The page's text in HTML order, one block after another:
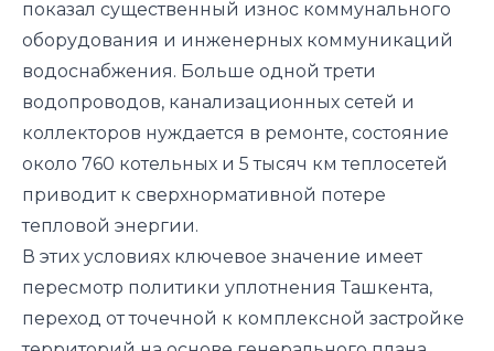
показал существенный износ коммунального
оборудования и инженерных коммуникаций
водоснабжения. Больше одной трети
водопроводов, канализационных сетей и
коллекторов нуждается в ремонте, состояние
около 760 котельных и 5 тысяч км теплосетей
приводит к сверхнормативной потере
тепловой энергии.
В этих условиях ключевое значение имеет
пересмотр политики уплотнения Ташкента,
переход от точечной к комплексной застройке